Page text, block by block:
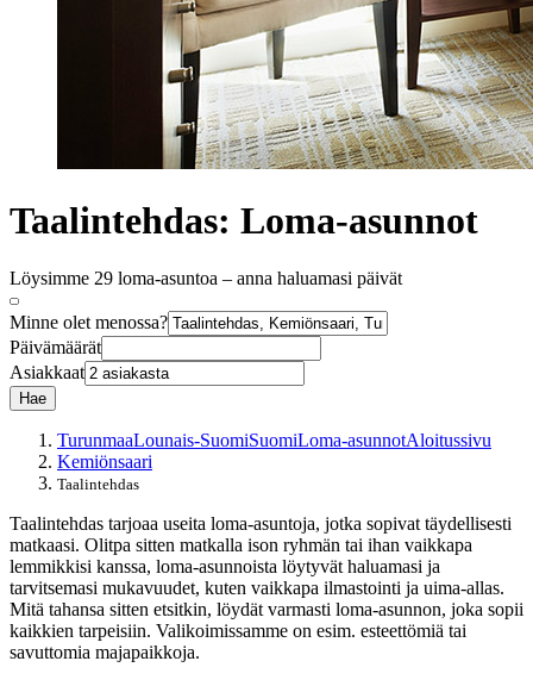
Taalintehdas: Loma-asunnot
Löysimme 29 loma-asuntoa – anna haluamasi päivät
Minne olet menossa?
Päivämäärät
Asiakkaat
Hae
TurunmaaLounais-SuomiSuomiLoma-asunnotAloitussivu
Kemiönsaari
Taalintehdas
Taalintehdas tarjoaa useita loma-asuntoja, jotka sopivat täydellisesti
matkaasi. Olitpa sitten matkalla ison ryhmän tai ihan vaikkapa
lemmikkisi kanssa, loma-asunnoista löytyvät haluamasi ja
tarvitsemasi mukavuudet, kuten vaikkapa ilmastointi ja uima-allas.
Mitä tahansa sitten etsitkin, löydät varmasti loma-asunnon, joka sopii
kaikkien tarpeisiin. Valikoimissamme on esim. esteettömiä tai
savuttomia majapaikkoja.